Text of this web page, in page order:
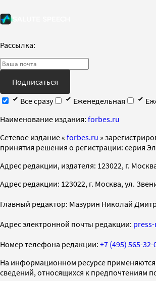
Рассылка:
Подписаться
Все сразу
Еженедельная
Наименование издания: forbes.ru
Cетевое издание « forbes.ru »
принятия решения о регистрации: серия
Адрес редакции, издателя: 123022, г.
Адрес редакции: 123022, г. Москва, ул.
Главный редактор: Мазурин Николай
Адрес электронной почты редакции:
Номер телефона редакции: +7 (495) 565-32-
На информационном ресурсе
сведений, относящихся к предпочтениям